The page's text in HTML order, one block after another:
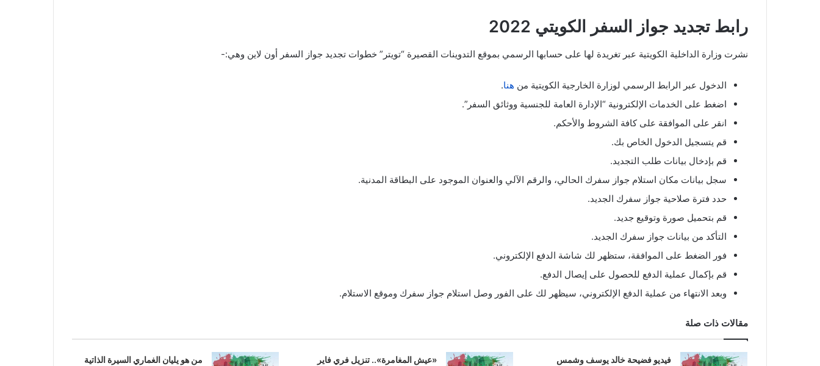
رابط تجديد جواز السفر الكويتي 2022
نشرت وزارة الداخلية الكويتية عبر تغريدة لها على حسابها الرسمي بموقع التدوينات القصيرة “تويتر” خطوات تجديد جواز السفر أون لاين وهي:-
الدخول عبر الرابط الرسمي لوزارة الخارجية الكويتية من هنا.
اضغط على الخدمات الإلكترونية “الإدارة العامة للجنسية ووثائق السفر”.
انقر على الموافقة على كافة الشروط والأحكم.
قم يتسجيل الدخول الخاص بك.
قم بإدخال بيانات طلب التجديد.
سجل بيانات مكان استلام جواز سفرك الحالي، والرقم الآلي والعنوان الموجود على البطاقة المدنية.
حدد فترة صلاحية جواز سفرك الجديد.
قم بتحميل صورة وتوقيع جديد.
التأكد من بيانات جواز سفرك الجديد.
فور الضغط على الموافقة، ستظهر لك شاشة الدفع الإلكتروني.
قم بإكمال عملية الدفع للحصول على إيصال الدفع.
وبعد الانتهاء من عملية الدفع الإلكتروني، سيظهر لك على الفور وصل استلام جواز سفرك وموقع الاستلام.
مقالات ذات صلة
فيديو فضيحة خالد يوسف وشمس
«عيش المغامرة».. تنزيل فري فاير
من هو يليان الغماري السيرة الذاتية